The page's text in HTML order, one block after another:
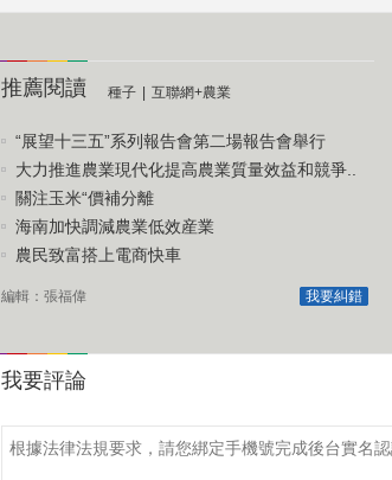
推薦閱讀 種子 互聯網+農業
“展望十三五”系列報告會第二場報告會舉行
大力推進農業現代化提高農業質量效益和競爭..
關注玉米“價補分離
海南加快調減農業低效産業
農民致富搭上電商快車
我要糾錯
編輯：張福偉